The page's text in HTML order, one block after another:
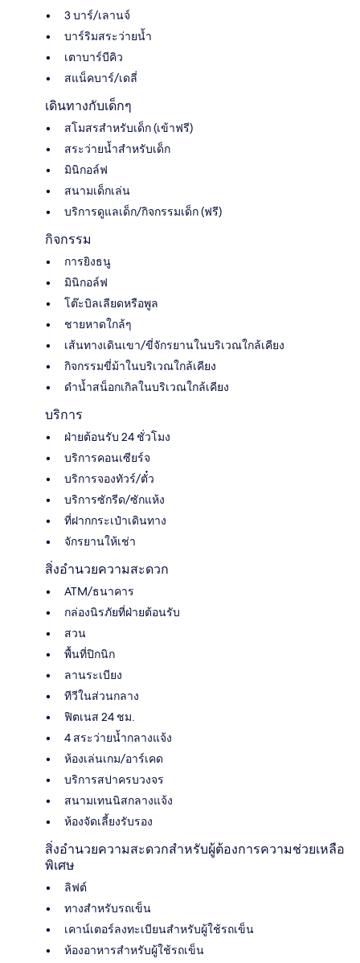
3 บาร์/เลานจ์
บาร์ริมสระว่ายน้ำ
เตาบาร์บีคิว
สแน็คบาร์/เดลี่
เดินทางกับเด็กๆ
สโมสรสำหรับเด็ก (เข้าฟรี)
สระว่ายน้ำสำหรับเด็ก
มินิกอล์ฟ
สนามเด็กเล่น
บริการดูแลเด็ก/กิจกรรมเด็ก (ฟรี)
กิจกรรม
การยิงธนู
มินิกอล์ฟ
โต๊ะบิลเลียดหรือพูล
ชายหาดใกล้ๆ
เส้นทางเดินเขา/ขี่จักรยานในบริเวณใกล้เคียง
กิจกรรมขี่ม้าในบริเวณใกล้เคียง
ดำน้ำสน็อกเกิลในบริเวณใกล้เคียง
บริการ
ฝ่ายต้อนรับ 24 ชั่วโมง
บริการคอนเซียร์จ
บริการจองทัวร์/ตั๋ว
บริการซักรีด/ซักแห้ง
ที่ฝากกระเป๋าเดินทาง
จักรยานให้เช่า
สิ่งอำนวยความสะดวก
ATM/ธนาคาร
กล่องนิรภัยที่ฝ่ายต้อนรับ
สวน
พื้นที่ปิกนิก
ลานระเบียง
ทีวีในส่วนกลาง
ฟิตเนส 24 ชม.
4 สระว่ายน้ำกลางแจ้ง
ห้องเล่นเกม/อาร์เคด
บริการสปาครบวงจร
สนามเทนนิสกลางแจ้ง
ห้องจัดเลี้ยงรับรอง
สิ่งอำนวยความสะดวกสำหรับผู้ต้องการความช่วยเหลือ
พิเศษ
ลิฟต์
ทางสำหรับรถเข็น
เคาน์เตอร์ลงทะเบียนสำหรับผู้ใช้รถเข็น
ห้องอาหารสำหรับผู้ใช้รถเข็น